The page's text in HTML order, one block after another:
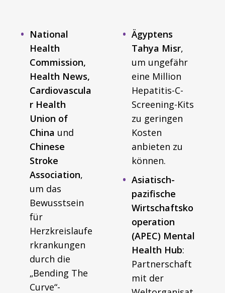
National
Health
Commission,
Health News,
Cardiovascula
r Health
Union of
China und
Chinese
Stroke
Association,
um das
Bewusstsein
für
Herzkreislaufe
rkrankungen
durch die
„Bending The
Curve“-
Ägyptens
Tahya Misr,
um ungefähr
eine Million
Hepatitis-C-
Screening-Kits
zu geringen
Kosten
anbieten zu
können.
Asiatisch-
pazifische
Wirtschaftsko
operation
(APEC) Mental
Health Hub:
Partnerschaft
mit der